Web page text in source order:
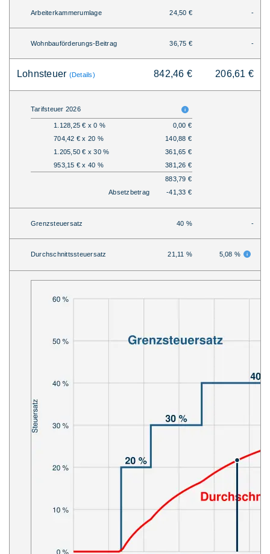
Arbeiterkammerumlage 24,50 € -
Wohnbauförderungs-Beitrag 36,75 € -
Lohnsteuer (Details) 842,46 € 206,61 €
Tarifsteuer 2026
1.128,25 € x 0 %
0,00 €
704,42 € x 20 %
140,88 €
1.205,50 € x 30 %
361,65 €
953,15 € x 40 %
381,26 €
883,79 €
Absetzbetrag
-41,33 €
Grenzsteuersatz 40 % -
Durchschnittssteuersatz 21,11 % 5,08 %